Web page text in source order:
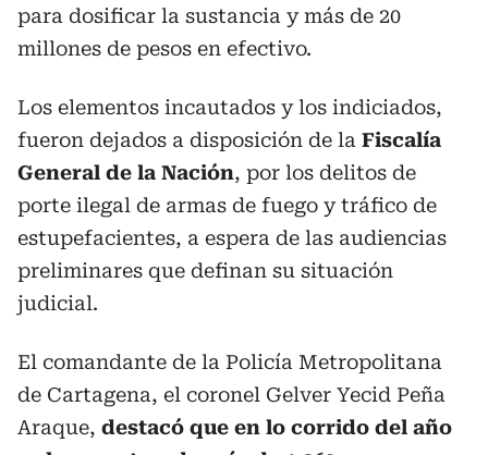
para dosificar la sustancia y más de 20
millones de pesos en efectivo.
Los elementos incautados y los indiciados,
fueron dejados a disposición de la Fiscalía
General de la Nación, por los delitos de
porte ilegal de armas de fuego y tráfico de
estupefacientes, a espera de las audiencias
preliminares que definan su situación
judicial.
El comandante de la Policía Metropolitana
de Cartagena, el coronel Gelver Yecid Peña
Araque, destacó que en lo corrido del año